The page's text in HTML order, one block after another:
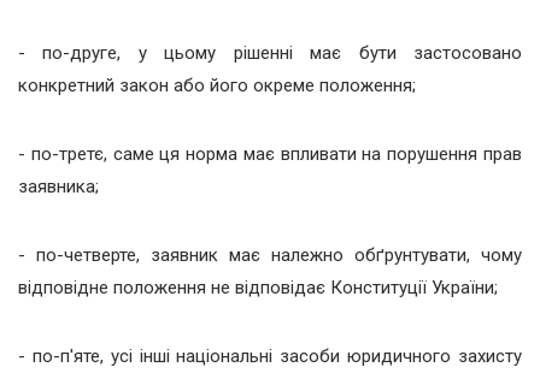
- по-друге, у цьому рішенні має бути застосовано
конкретний закон або його окреме положення;
- по-третє, саме ця норма має впливати на порушення прав
заявника;
- по-четверте, заявник має належно обґрунтувати, чому
відповідне положення не відповідає Конституції України;
- по-п'яте, усі інші національні засоби юридичного захисту